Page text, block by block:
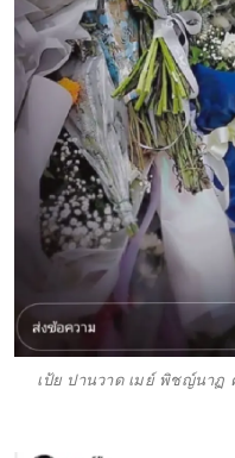
เป้ย ปานวาด เมย์ พิชญ์นาฏ